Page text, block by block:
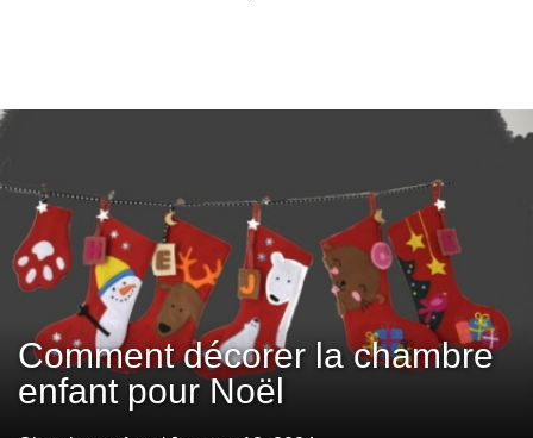
Comment décorer la chambre
enfant pour Noël